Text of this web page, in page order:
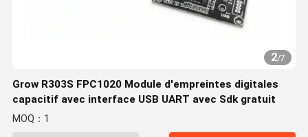
2/7
Grow R303S FPC1020 Module d'empreintes digitales
capacitif avec interface USB UART avec Sdk gratuit
MOQ：1